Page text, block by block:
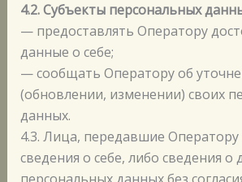
4.2. Субъекты персональных
— предоставлять Оператору
данные о себе;
— сообщать Оператору об
(обновлении, изменении) своих
данных.
4.3. Лица, передавшие
сведения о себе, либо сведения о